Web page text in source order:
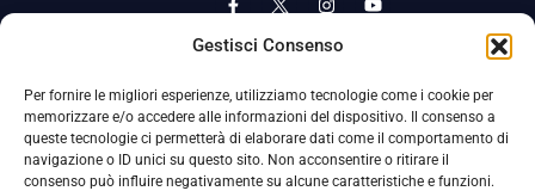
Gestisci Consenso
Per fornire le migliori esperienze, utilizziamo tecnologie come i cookie per
memorizzare e/o accedere alle informazioni del dispositivo. Il consenso a
queste tecnologie ci permetterà di elaborare dati come il comportamento di
navigazione o ID unici su questo sito. Non acconsentire o ritirare il
consenso può influire negativamente su alcune caratteristiche e funzioni.
Privacy Policy Cookie Policy
La Società ha nominato il Responsabile della Protezione dei Dati Personali (DPO), figura specializzata che vigila sulle modalità
adottate dalla nostra Società per tutelare i Suoi dati personali.
Per contattare il DPO può scrivere a